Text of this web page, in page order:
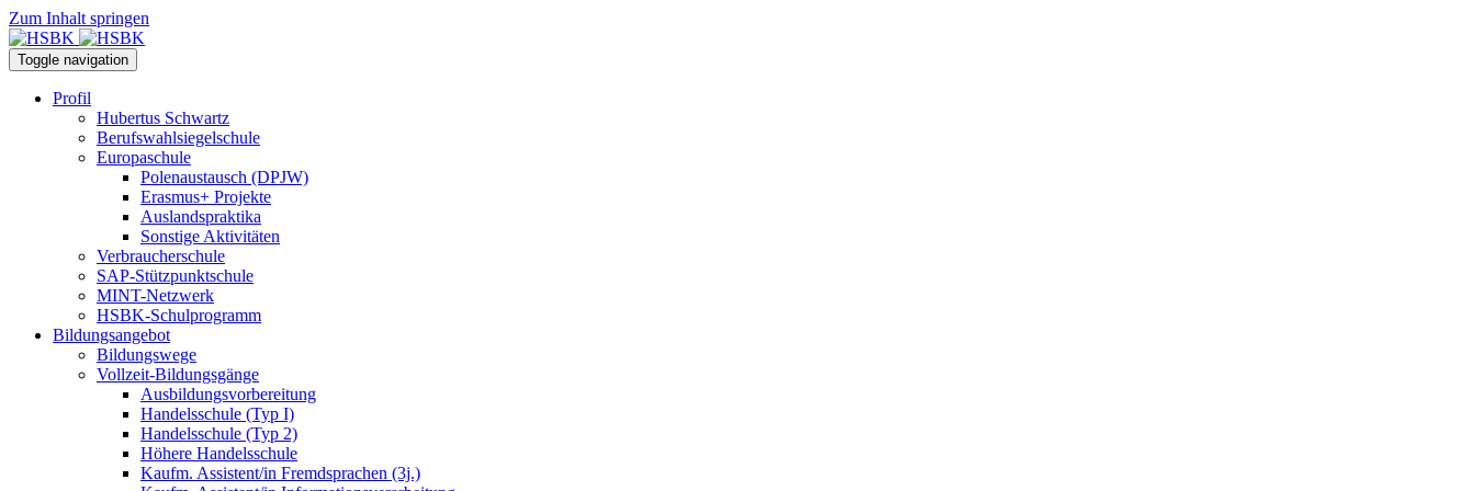
Zum Inhalt springen
Toggle navigation
Profil
Hubertus Schwartz
Berufswahlsiegelschule
Europaschule
Polenaustausch (DPJW)
Erasmus+ Projekte
Auslandspraktika
Sonstige Aktivitäten
Verbraucherschule
SAP-Stützpunktschule
MINT-Netzwerk
HSBK-Schulprogramm
Bildungsangebot
Bildungswege
Vollzeit-Bildungsgänge
Ausbildungsvorbereitung
Handelsschule (Typ I)
Handelsschule (Typ 2)
Höhere Handelsschule
Kaufm. Assistent/in­ Fremdsprachen (3j.)